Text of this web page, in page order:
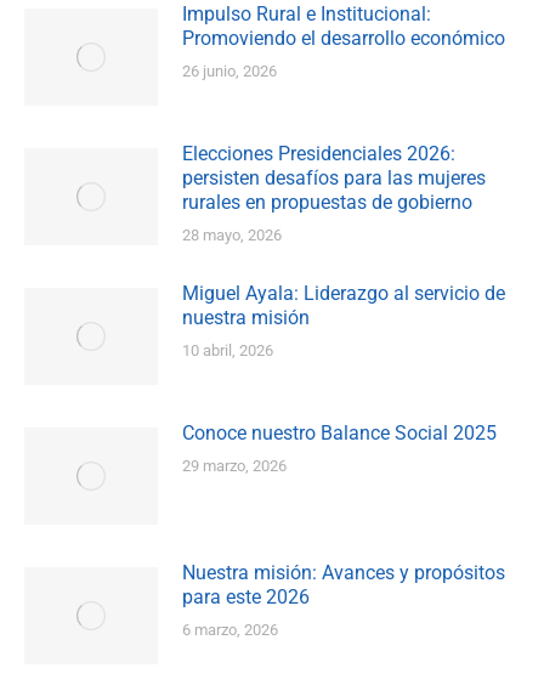
Impulso Rural e Institucional:
Promoviendo el desarrollo económico
26 junio, 2026
Elecciones Presidenciales 2026:
persisten desafíos para las mujeres
rurales en propuestas de gobierno
28 mayo, 2026
Miguel Ayala: Liderazgo al servicio de
nuestra misión
10 abril, 2026
Conoce nuestro Balance Social 2025
29 marzo, 2026
Nuestra misión: Avances y propósitos
para este 2026
6 marzo, 2026